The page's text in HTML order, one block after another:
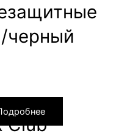
черный
Club